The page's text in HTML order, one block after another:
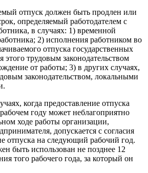
отпуск должен быть продлен или
определяемый работодателем с
в случаях: 1) временной
2) исполнения работником во
отпуска государственных
этого трудовым законодательством
от работы; 3) в других случаях,
законодательством, локальными
когда предоставление отпуска
году может неблагоприятно
ходе работы организации,
допускается с согласия
отпуска на следующий рабочий год.
быть использован не позднее 12
того рабочего года, за который он